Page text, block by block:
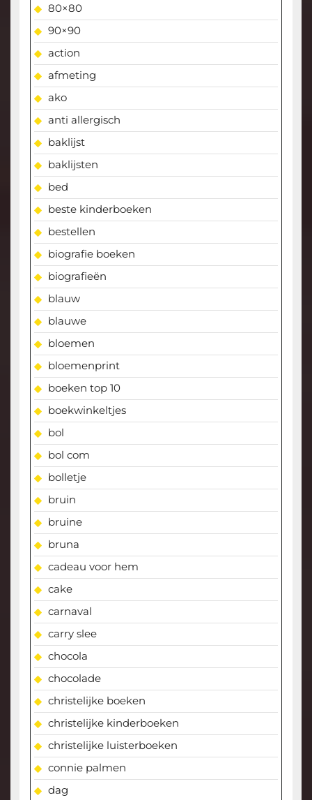
80×80
90×90
action
afmeting
ako
anti allergisch
baklijst
baklijsten
bed
beste kinderboeken
bestellen
biografie boeken
biografieën
blauw
blauwe
bloemen
bloemenprint
boeken top 10
boekwinkeltjes
bol
bol com
bolletje
bruin
bruine
bruna
cadeau voor hem
cake
carnaval
carry slee
chocola
chocolade
christelijke boeken
christelijke kinderboeken
christelijke luisterboeken
connie palmen
dag